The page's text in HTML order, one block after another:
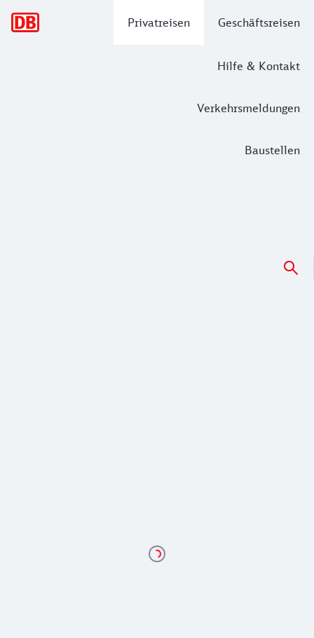
Privatreisen Geschäftsreisen
Hilfe & Kontakt
Verkehrsmeldungen
Baustellen